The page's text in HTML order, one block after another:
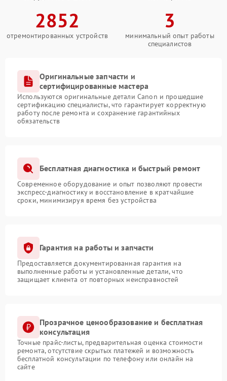
2852
отремонтированных устройств
3
минимальный опыт работы
специалистов
Оригинальные запчасти и
сертифицированные мастера
Используются оригинальные детали Canon и прошедшие
сертификацию специалисты, что гарантирует корректную
работу после ремонта и сохранение гарантийных
обязательств
Бесплатная диагностика и быстрый ремонт
Современное оборудование и опыт позволяют провести
экспресс-диагностику и восстановление в кратчайшие
сроки, минимизируя время без устройства
Гарантия на работы и запчасти
Предоставляется документированная гарантия на
выполненные работы и установленные детали, что
защищает клиента от повторных неисправностей
Прозрачное ценообразование и бесплатная
консультация
Точные прайс-листы, предварительная оценка стоимости
ремонта, отсутствие скрытых платежей и возможность
бесплатной консультации по телефону или онлайн на
сайте